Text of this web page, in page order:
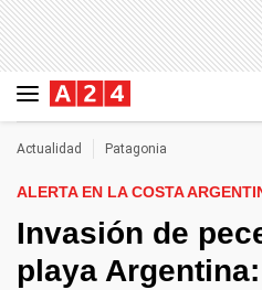
Actualidad Patagonia
ALERTA EN LA COSTA
Invasión de
playa